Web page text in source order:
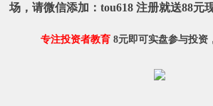
场，请微信添加：tou618 注册就送88元
专注投资者教育 8元即可实盘参与投资